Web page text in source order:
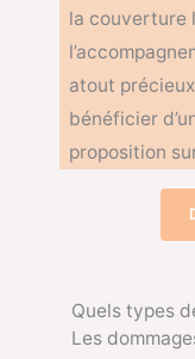
la couverture
atout
bénéficier
proposition
Quels types
Les